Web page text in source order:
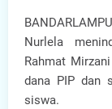
Nurlela
Rahmat
dana PIP dan
siswa.